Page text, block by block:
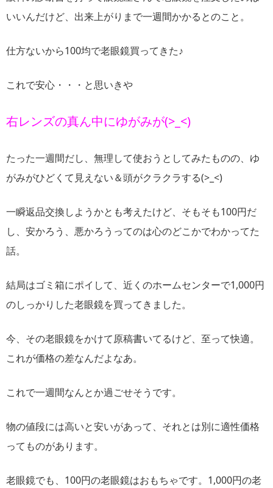
いいんだけど、出来上がりまで一週間かかるとのこと。
仕方ないから100均で老眼鏡買ってきた♪
これで安心・・・と思いきや
右レンズの真ん中にゆがみが(>_<)
たった一週間だし、無理して使おうとしてみたものの、ゆ
がみがひどくて見えない＆頭がクラクラする(>_<)
一瞬返品交換しようかとも考えたけど、そもそも100円だ
し、安かろう、悪かろうってのは心のどこかでわかってた
話。
結局はゴミ箱にポイして、近くのホームセンターで1,000円
のしっかりした老眼鏡を買ってきました。
今、その老眼鏡をかけて原稿書いてるけど、至って快適。
これが価格の差なんだよなあ。
これで一週間なんとか過ごせそうです。
物の値段には高いと安いがあって、それとは別に適性価格
ってものがあります。
老眼鏡でも、100円の老眼鏡はおもちゃです。1,000円の老